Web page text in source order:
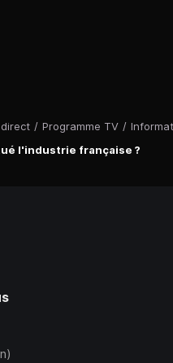
/ Programme TV /
l'industrie française ?